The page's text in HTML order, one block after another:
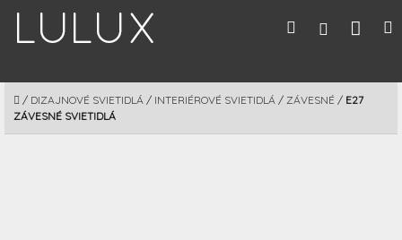
obsah
Hľadať
DOMOV
/ DIZAJNOVÉ SVIETIDLÁ / INTERIÉROVÉ SVIETIDLÁ / ZÁVESNÉ / E27
ZÁVESNÉ SVIETIDLÁ